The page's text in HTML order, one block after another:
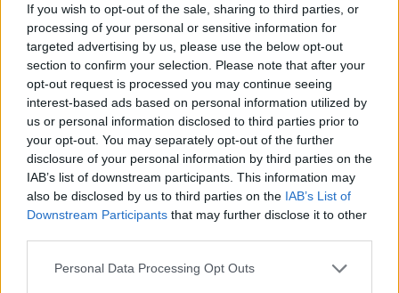
If you wish to opt-out of the sale, sharing to third parties, or
processing of your personal or sensitive information for
targeted advertising by us, please use the below opt-out
section to confirm your selection. Please note that after your
opt-out request is processed you may continue seeing
interest-based ads based on personal information utilized by
us or personal information disclosed to third parties prior to
your opt-out. You may separately opt-out of the further
disclosure of your personal information by third parties on the
IAB’s list of downstream participants. This information may
also be disclosed by us to third parties on the IAB’s List of
Downstream Participants that may further disclose it to other
Personal Data Processing Opt Outs
Greendex 55:58
Vitorlavirág – Így lesz gyönyörű
a te lakásodban is
ÉLŐ BOLYGÓNK Lonkay Márta 4 perc